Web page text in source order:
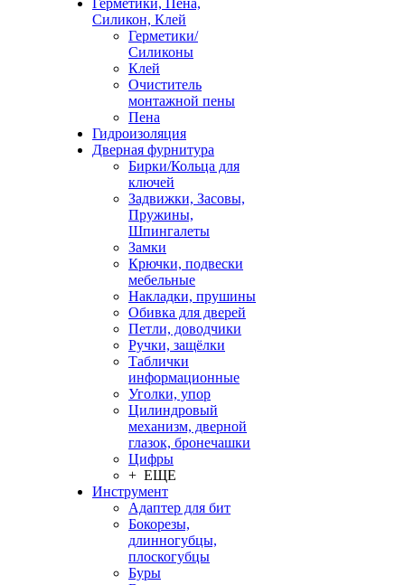
Герметики, Пена,
Силикон, Клей
Герметики/
Силиконы
Клей
Очиститель
монтажной пены
Пена
Гидроизоляция
Дверная фурнитура
Бирки/Кольца для
ключей
Задвижки, Засовы,
Пружины,
Шпингалеты
Замки
Крючки, подвески
мебельные
Накладки, прушины
Обивка для дверей
Петли, доводчики
Ручки, защёлки
Таблички
информационные
Уголки, упор
Цилиндровый
механизм, дверной
глазок, бронечашки
Цифры
+ ЕЩЕ
Инструмент
Адаптер для бит
Бокорезы,
длинногубцы,
плоскогубцы
Буры